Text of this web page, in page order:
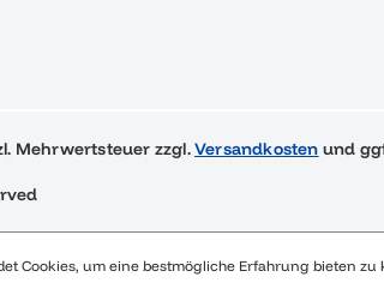
Mehrwertsteuer zzgl.Versandkosten und
Cookies, um eine bestmögliche Erfahrung bieten zu